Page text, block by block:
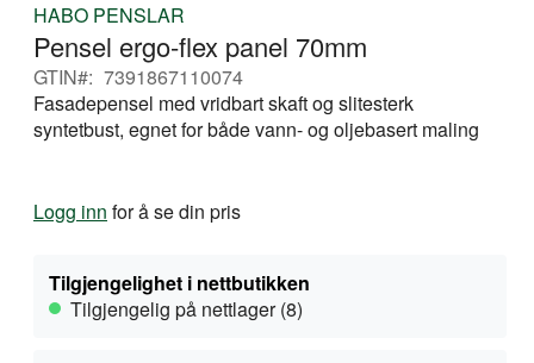
begynnelsen
bildegalleri
HABO PENSLAR
Pensel ergo-flex panel 70mm
GTIN
7391867110074
Fasadepensel med vridbart skaft og slitesterk
syntetbust, egnet for både vann- og oljebasert maling
Logg inn for å se din pris
Tilgjengelighet i nettbutikken
Tilgjengelig på nettlager (8)